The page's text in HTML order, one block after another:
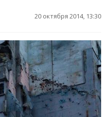
20 октября 2014, 13:30